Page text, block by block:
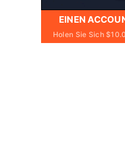
EINEN
Holen Sie Sich